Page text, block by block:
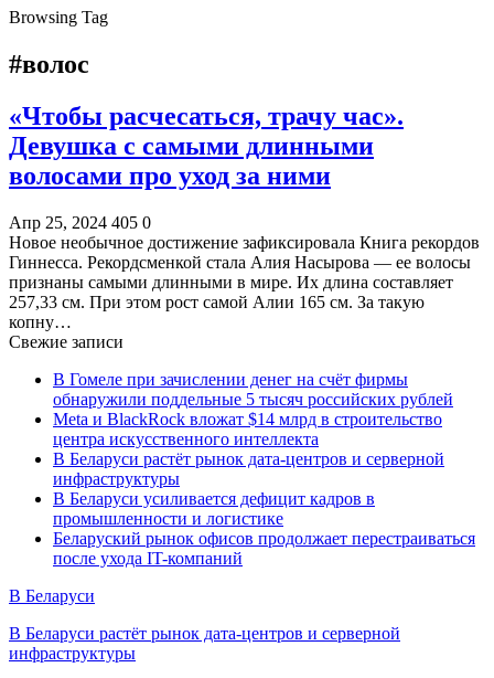
Browsing Tag
#волос
«Чтобы расчесаться, трачу час».
Девушка с самыми длинными
волосами про уход за ними
Апр 25, 2024 405 0
Новое необычное достижение зафиксировала Книга рекордов
Гиннесса. Рекордсменкой стала Алия Насырова — ее волосы
признаны самыми длинными в мире. Их длина составляет
257,33 см. При этом рост самой Алии 165 см. За такую
копну…
Свежие записи
В Гомеле при зачислении денег на счёт фирмы
обнаружили поддельные 5 тысяч российских рублей
Meta и BlackRock вложат $14 млрд в строительство
центра искусственного интеллекта
В Беларуси растёт рынок дата-центров и серверной
инфраструктуры
В Беларуси усиливается дефицит кадров в
промышленности и логистике
Беларуский рынок офисов продолжает перестраиваться
после ухода IT-компаний
В Беларуси
В Беларуси растёт рынок дата-центров и серверной
инфраструктуры